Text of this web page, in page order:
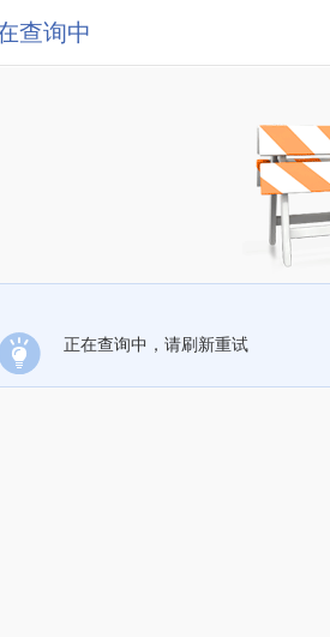
查询中
正在查询中，请刷新重试